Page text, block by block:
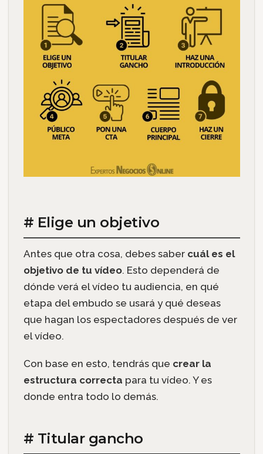
# Elige un objetivo
Antes que otra cosa, debes saber cuál es el
objetivo de tu vídeo. Esto dependerá de
dónde verá el vídeo tu audiencia, en qué
etapa del embudo se usará y qué deseas
que hagan los espectadores después de ver
el vídeo.
Con base en esto, tendrás que crear la
estructura correcta para tu vídeo. Y es
donde entra todo lo demás.
# Titular gancho